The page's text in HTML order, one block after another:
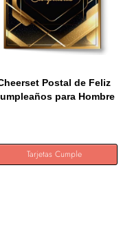
Postal de Feliz
para Hombre
Tarjetas Cumple